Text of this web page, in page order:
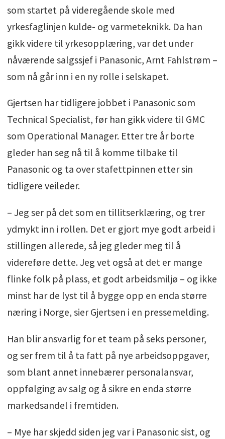
som startet på videregående skole med
yrkesfaglinjen kulde- og varmeteknikk. Da han
gikk videre til yrkesopplæring, var det under
nåværende salgssjef i Panasonic, Arnt Fahlstrøm –
som nå går inn i en ny rolle i selskapet.
Gjertsen har tidligere jobbet i Panasonic som
Technical Specialist, før han gikk videre til GMC
som Operational Manager. Etter tre år borte
gleder han seg nå til å komme tilbake til
Panasonic og ta over stafettpinnen etter sin
tidligere veileder.
– Jeg ser på det som en tillitserklæring, og trer
ydmykt inn i rollen. Det er gjort mye godt arbeid i
stillingen allerede, så jeg gleder meg til å
videreføre dette. Jeg vet også at det er mange
flinke folk på plass, et godt arbeidsmiljø – og ikke
minst har de lyst til å bygge opp en enda større
næring i Norge, sier Gjertsen i en pressemelding.
Han blir ansvarlig for et team på seks personer,
og ser frem til å ta fatt på nye arbeidsoppgaver,
som blant annet innebærer personalansvar,
oppfølging av salg og å sikre en enda større
markedsandel i fremtiden.
– Mye har skjedd siden jeg var i Panasonic sist, og